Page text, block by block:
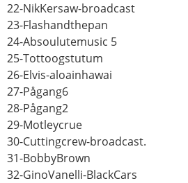
22-NikKersaw-broadcast
23-Flashandthepan
24-Absoulutemusic 5
25-Tottoogstutum
26-Elvis-aloainhawai
27-Pågang6
28-Pågang2
29-Motleycrue
30-Cuttingcrew-broadcast.
31-BobbyBrown
32-GinoVanelli-BlackCars